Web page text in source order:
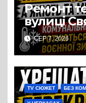
Ремонт
вулиці
Вулицю
для руху
СЕР 7, 2026
TV СЮЖЕТ БЕЗ